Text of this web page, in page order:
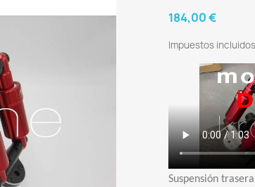
184,00 €
Impuestos incluidos
Suspensión